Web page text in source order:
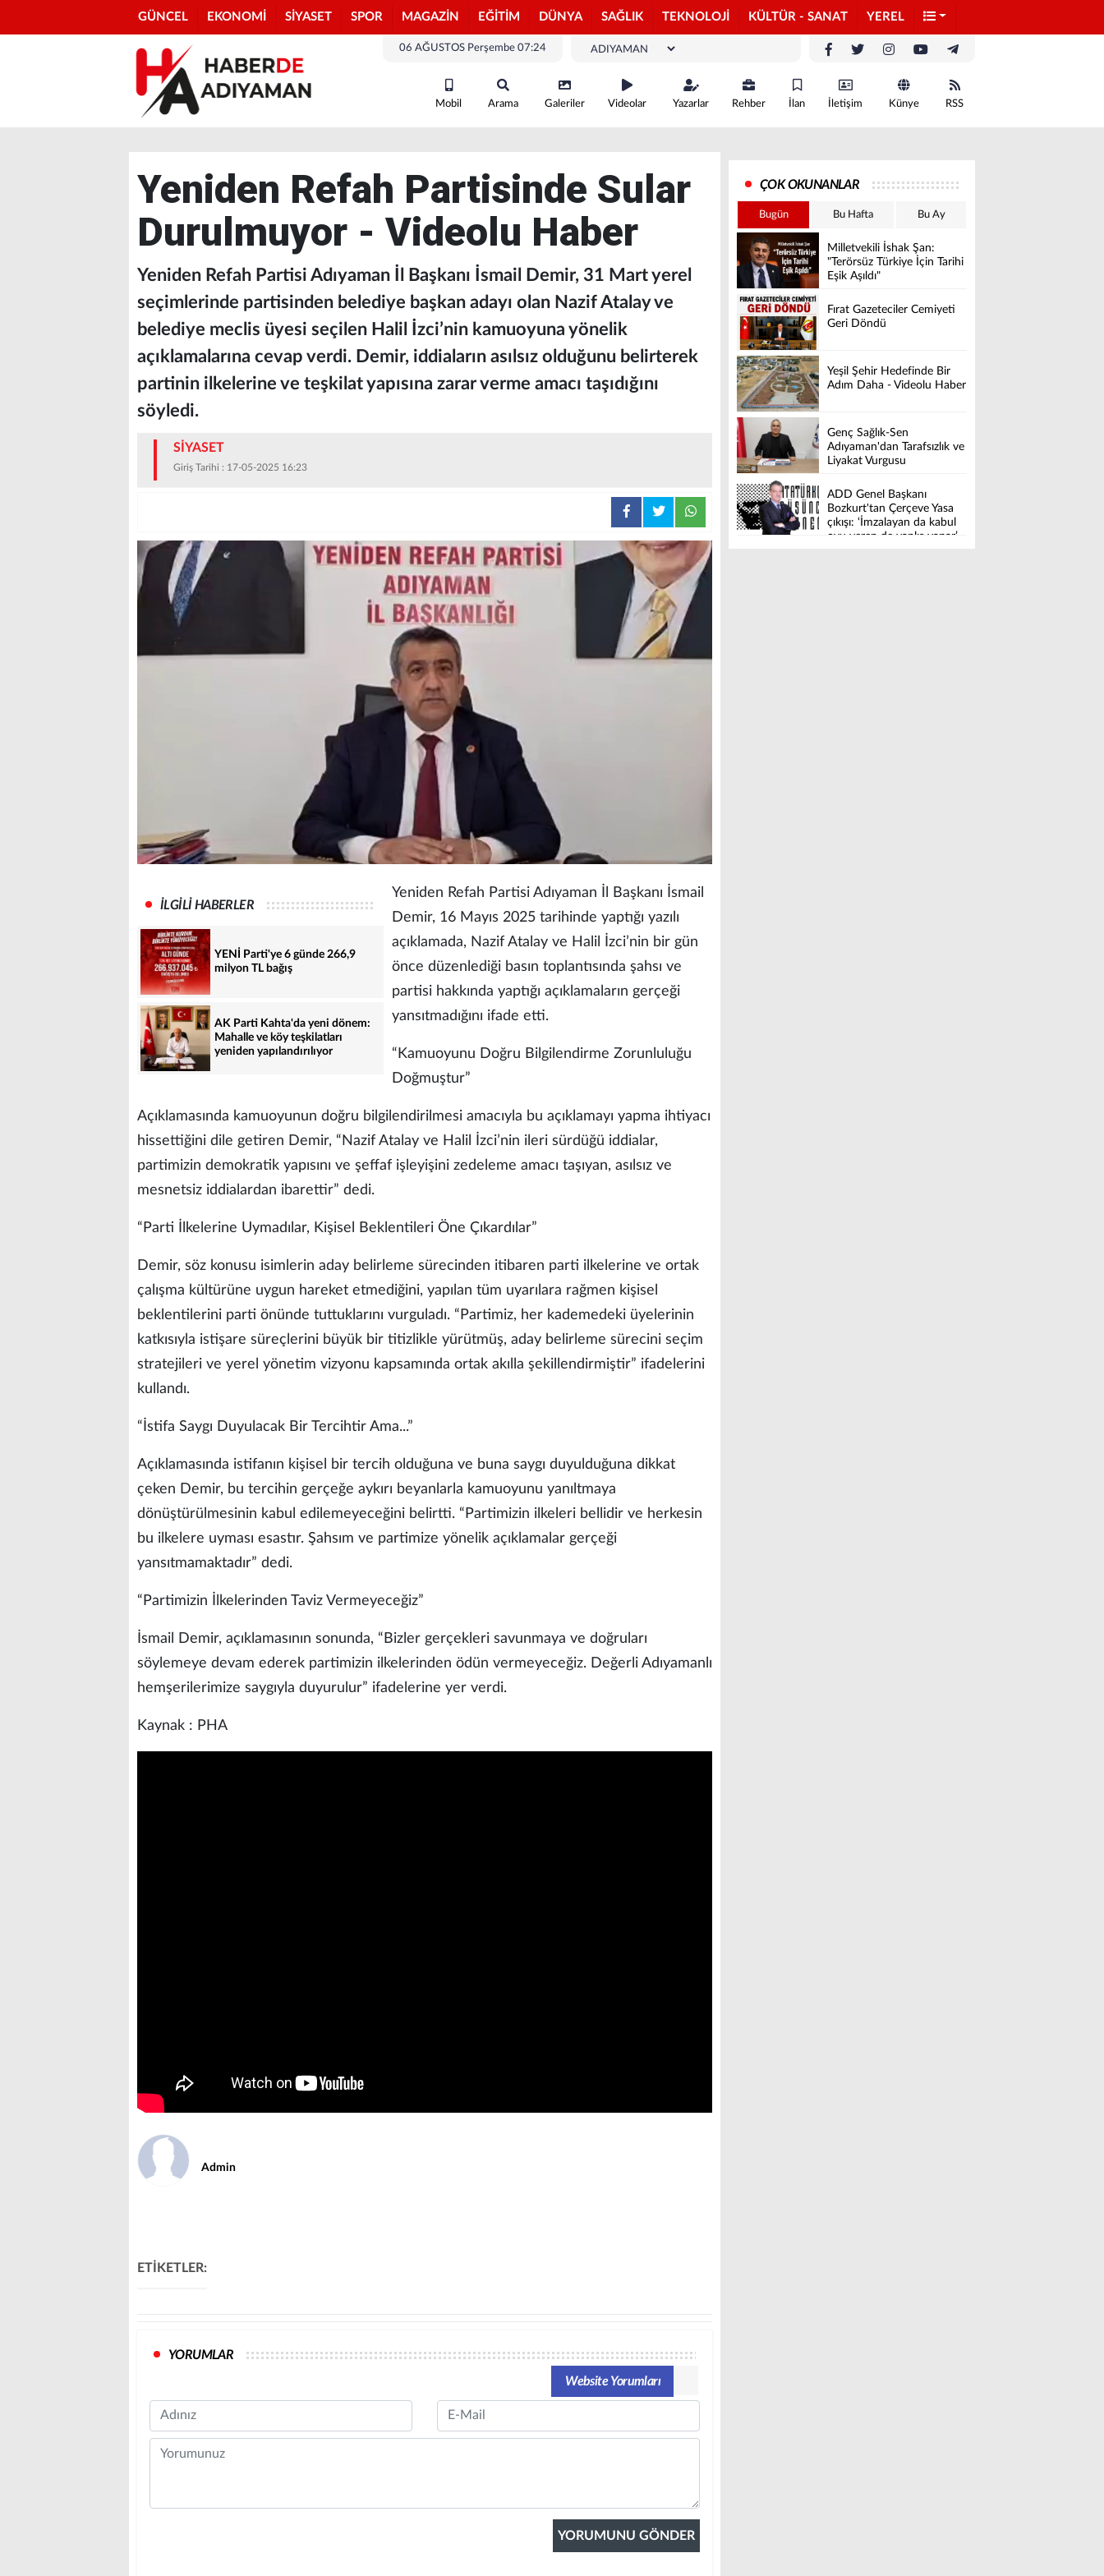
GÜNCEL EKONOMİ SİYASET SPOR MAGAZİN EĞİTİM DÜNYA SAĞLIK TEKNOLOJİ KÜLTÜR - SANAT YEREL
06 AĞUSTOS Perşembe 07:24
Mobil Arama Galeriler Videolar Yazarlar Rehber İlan İletişim Künye RSS
Yeniden Refah Partisinde Sular
Durulmuyor - Videolu Haber
Yeniden Refah Partisi Adıyaman İl Başkanı İsmail Demir, 31 Mart yerel
seçimlerinde partisinden belediye başkan adayı olan Nazif Atalay ve
belediye meclis üyesi seçilen Halil İzci’nin kamuoyuna yönelik
açıklamalarına cevap verdi. Demir, iddiaların asılsız olduğunu belirterek
partinin ilkelerine ve teşkilat yapısına zarar verme amacı taşıdığını
söyledi.
SİYASET
Giriş Tarihi : 17-05-2025 16:23
İLGİLİ HABERLER
YENİ Parti'ye 6 günde 266,9
milyon TL bağış
AK Parti Kahta'da yeni dönem:
Mahalle ve köy teşkilatları
yeniden yapılandırılıyor
Yeniden Refah Partisi Adıyaman İl Başkanı İsmail
Demir, 16 Mayıs 2025 tarihinde yaptığı yazılı
açıklamada, Nazif Atalay ve Halil İzci’nin bir gün
önce düzenlediği basın toplantısında şahsı ve
partisi hakkında yaptığı açıklamaların gerçeği
yansıtmadığını ifade etti.
“Kamuoyunu Doğru Bilgilendirme Zorunluluğu
Doğmuştur”
Açıklamasında kamuoyunun doğru bilgilendirilmesi amacıyla bu açıklamayı yapma ihtiyacı
hissettiğini dile getiren Demir, “Nazif Atalay ve Halil İzci’nin ileri sürdüğü iddialar,
partimizin demokratik yapısını ve şeffaf işleyişini zedeleme amacı taşıyan, asılsız ve
mesnetsiz iddialardan ibarettir” dedi.
“Parti İlkelerine Uymadılar, Kişisel Beklentileri Öne Çıkardılar”
Demir, söz konusu isimlerin aday belirleme sürecinden itibaren parti ilkelerine ve ortak
çalışma kültürüne uygun hareket etmediğini, yapılan tüm uyarılara rağmen kişisel
beklentilerini parti önünde tuttuklarını vurguladı. “Partimiz, her kademedeki üyelerinin
katkısıyla istişare süreçlerini büyük bir titizlikle yürütmüş, aday belirleme sürecini seçim
stratejileri ve yerel yönetim vizyonu kapsamında ortak akılla şekillendirmiştir” ifadelerini
kullandı.
“İstifa Saygı Duyulacak Bir Tercihtir Ama...”
Açıklamasında istifanın kişisel bir tercih olduğuna ve buna saygı duyulduğuna dikkat
çeken Demir, bu tercihin gerçeğe aykırı beyanlarla kamuoyunu yanıltmaya
dönüştürülmesinin kabul edilemeyeceğini belirtti. “Partimizin ilkeleri bellidir ve herkesin
bu ilkelere uyması esastır. Şahsım ve partimize yönelik açıklamalar gerçeği
yansıtmamaktadır” dedi.
“Partimizin İlkelerinden Taviz Vermeyeceğiz”
İsmail Demir, açıklamasının sonunda, “Bizler gerçekleri savunmaya ve doğruları
söylemeye devam ederek partimizin ilkelerinden ödün vermeyeceğiz. Değerli Adıyamanlı
hemşerilerimize saygıyla duyurulur” ifadelerine yer verdi.
Kaynak : PHA
Admin
ETİKETLER:
YORUMLAR
Website Yorumları
Name Email
Comment
ÇOK OKUNANLAR
Bugün Bu Hafta Bu Ay
Milletvekili İshak Şan:
"Terörsüz Türkiye İçin Tarihi
Eşik Aşıldı"
Fırat Gazeteciler Cemiyeti
Geri Döndü
Yeşil Şehir Hedefinde Bir
Adım Daha - Videolu Haber
Genç Sağlık-Sen
Adıyaman'dan Tarafsızlık ve
Liyakat Vurgusu
ADD Genel Başkanı
Bozkurt'tan Çerçeve Yasa
çıkışı: ‘İmzalayan da kabul
oyu veren de yanlış yapar’